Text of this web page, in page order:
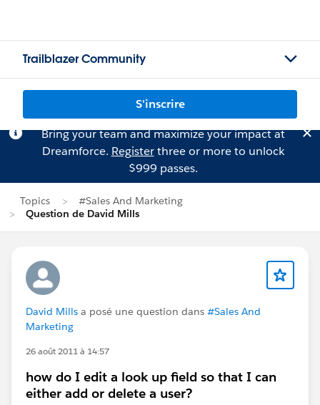
Trailblazer Community
S'inscrire
Bring your team and maximize your impact at
Dreamforce. Registerthree or more to unlock
$999 passes.
Topics
#Sales And Marketing
Question de David Mills
David Mills a posé une question dans #Sales And
Marketing
26 août 2011 à 14:57
how do I edit a look up field so that I can
either add or delete a user?